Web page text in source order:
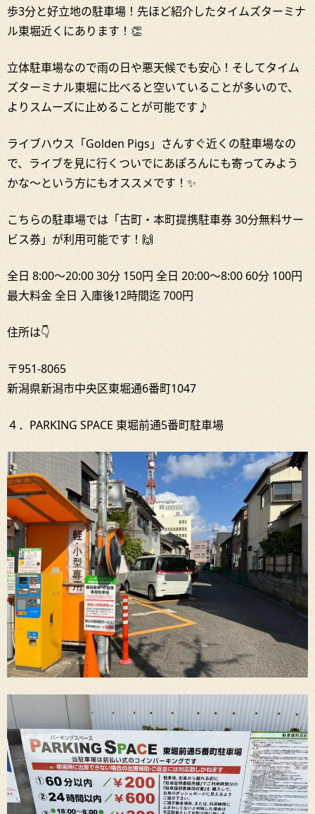
歩3分と好立地の駐車場！先ほど紹介したタイムズターミナ
ル東堀近くにあります！👏
立体駐車場なので雨の日や悪天候でも安心！そしてタイム
ズターミナル東堀に比べると空いていることが多いので、
よりスムーズに止めることが可能です♪
ライブハウス「Golden Pigs」さんすぐ近くの駐車場なの
で、ライブを見に行くついでにあぽろんにも寄ってみよう
かな～という方にもオススメです！✨
こちらの駐車場では「古町・本町提携駐車券 30分無料サー
ビス券」が利用可能です！🙌
全日 8:00～20:00 30分 150円 全日 20:00～8:00 60分 100円
最大料金 全日 入庫後12時間迄 700円
住所は👇
〒951-8065
新潟県新潟市中央区東堀通6番町1047
４．PARKING SPACE 東堀前通5番町駐車場